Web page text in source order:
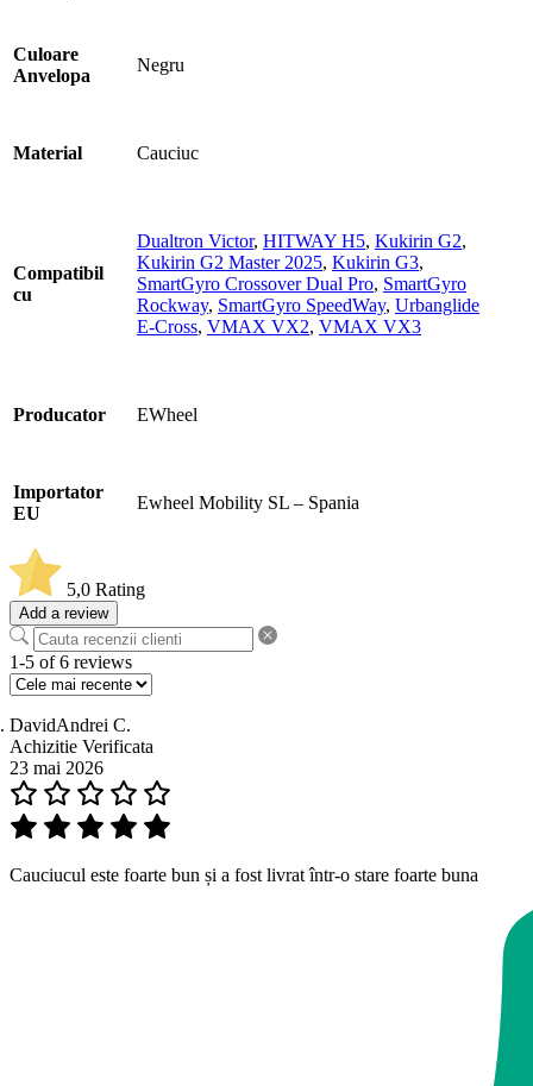
Culoare
Anvelopa
Negru
Material Cauciuc
Compatibil
cu
Dualtron Victor, HITWAY H5, Kukirin G2,
Kukirin G2 Master 2025, Kukirin G3,
SmartGyro Crossover Dual Pro, SmartGyro
Rockway, SmartGyro SpeedWay, Urbanglide
E-Cross, VMAX VX2, VMAX VX3
Producator EWheel
Importator
EU
Ewheel Mobility SL – Spania
5,0 Rating
Add a review
1-5 of 6 reviews
DavidAndrei C.
Achizitie Verificata
23 mai 2026
Cauciucul este foarte bun și a fost livrat într-o stare foarte buna